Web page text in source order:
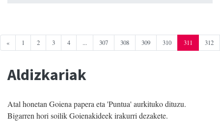
« 1 2 3 4 ... 307 308 309 310 311 312
Aldizkariak
Atal honetan Goiena papera eta 'Puntua' aurkituko dituzu.
Bigarren hori soilik Goienakideek irakurri dezakete.